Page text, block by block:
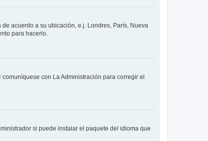
acuerdo a su ubicación, e.j. Londres, París, Nueva
para hacerlo.
con La Administración para corregir el
si puede instalar el paquete del idioma que